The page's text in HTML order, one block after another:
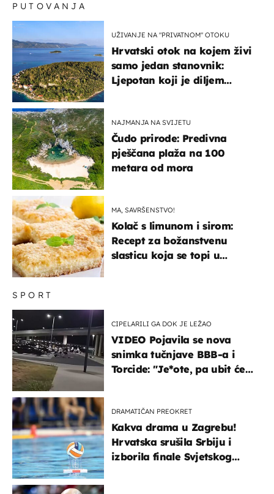
SPORT
CIPELARILI GA DOK JE LEŽAO
VIDEO Pojavila se nova
snimka tučnjave BBB-a i
Torcide: "Je*ote, pa ubit će
DRAMATIČAN PREOKRET
Kakva drama u Zagrebu!
Hrvatska srušila Srbiju i
izborila finale Svjetskog
PUTOVANJA
UŽIVANJE NA "PRIVATNOM" OTOKU
Hrvatski otok na kojem živi
samo jedan stanovnik:
Ljepotan koji je diljem
NAJMANJA NA SVIJETU
Čudo prirode: Predivna
pješčana plaža na 100
metara od mora
MA, SAVRŠENSTVO!
Kolač s limunom i sirom:
Recept za božanstvenu
slasticu koja se topi u